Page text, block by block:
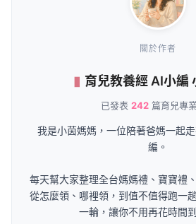
關於作者
育兒教養經 AI小編
已發表 242篇育兒專
我是小茵媽媽，一位陪著爸媽一起
編。
每天幫大家整理全台媽媽禮、寶寶禮
從怎麼領、哪裡領，到值不值得跑一
一輪，讓你不用再花時間